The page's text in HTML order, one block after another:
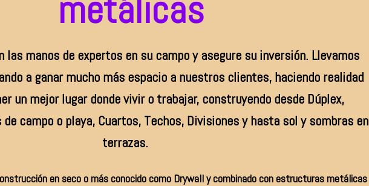
las manos de expertos en su campo y asegure su inversión. Llevamos
a ganar mucho más espacio a nuestros clientes, haciendo realidad
un mejor lugar donde vivir o trabajar, construyendo desde Dúplex,
campo o playa, Cuartos, Techos, Divisiones y hasta sol y sombras en
terrazas.
en seco o más conocido como Drywall y combinado con estructuras metálicas